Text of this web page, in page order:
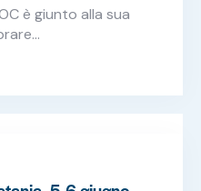
è giunto alla sua